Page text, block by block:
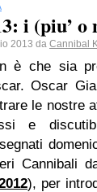
i (piu’
2013 da Cannibal
è che sia
Oscar
le nostre
e
Cannibali
), per